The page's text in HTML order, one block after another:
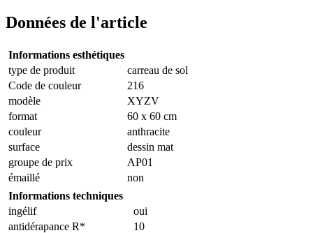
Données de l'article
Informations esthétiques
type de produit
carreau de sol
Code de couleur
216
modèle
XYZV
format
60 x 60 cm
couleur
anthracite
surface
dessin mat
groupe de prix
AP01
émaillé
non
Informations techniques
ingélif
oui
antidérapance R*
10